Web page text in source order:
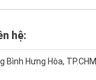
hệ:
Bình Hưng Hòa, TP.CHM